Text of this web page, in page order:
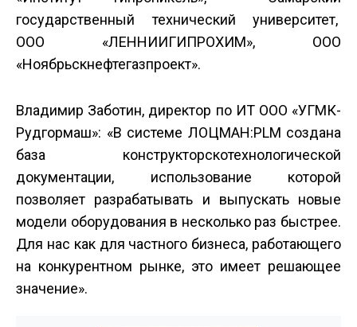
государственный технический университет,
ООО «ЛЕННИИГИПРОХИМ», ООО
«Ноябрьскнефтегазпроект».
Владимир Заботин, директор по ИТ ООО «УГМК­
Рудгормаш»: «В системе ЛОЦМАН:PLM создана
база конструкторско­технологической
документации, использование которой
позволяет разрабатывать и выпускать новые
модели оборудования в несколько раз быстрее.
Для нас как для частного бизнеса, работающего
на конкурентном рынке, это имеет решающее
значение».